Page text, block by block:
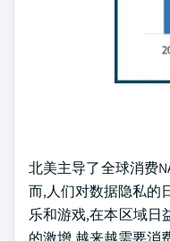
北美主导了全球消费
而,人们对数据隐私的
乐和游戏,在本区域日